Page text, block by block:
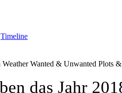
Timeline
Weather Wanted & Unwanted Plots
das Jahr